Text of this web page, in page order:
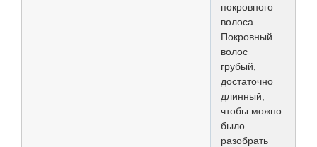
покровного
волоса.
Покровный
волос
грубый,
достаточно
длинный,
чтобы можно
было
разобрать